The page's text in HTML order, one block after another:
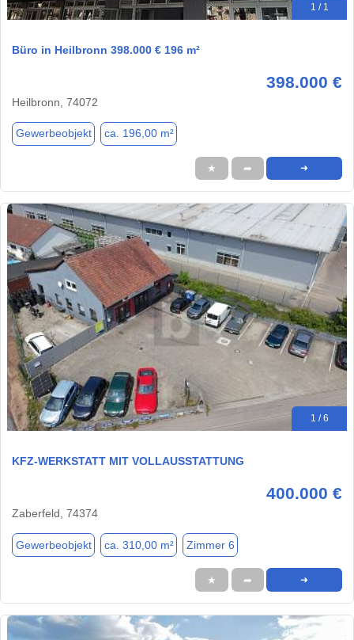
1 / 1
Büro in Heilbronn 398.000 € 196 m²
398.000 €
Heilbronn, 74072
Gewerbeobjekt ca. 196,00 m²
★ ➦ ➜
1 / 6
KFZ-WERKSTATT MIT VOLLAUSSTATTUNG
400.000 €
Zaberfeld, 74374
Gewerbeobjekt ca. 310,00 m² Zimmer 6
★ ➦ ➜